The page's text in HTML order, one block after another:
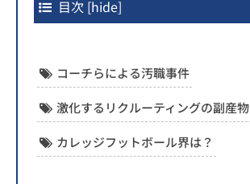
目次 [hide]
コーチらによる汚職事件
激化するリクルーティングの副産物
カレッジフットボール界は？